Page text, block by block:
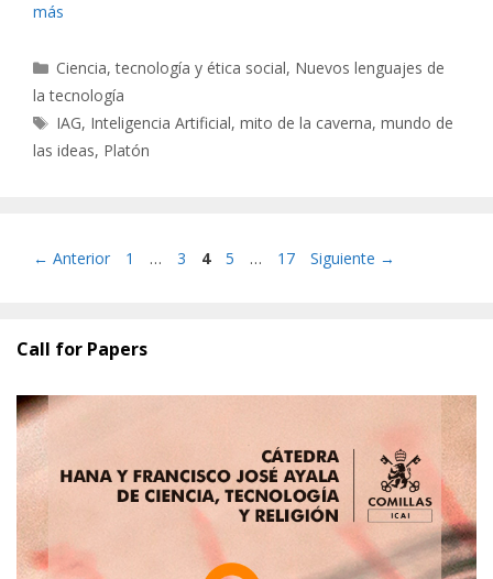
más
Categorías
Ciencia, tecnología y ética social, Nuevos lenguajes de
la tecnología
Etiquetas
IAG, Inteligencia Artificial,mito de la caverna,mundo de
las ideas, Platón
← Anterior Página
1 … Página
3 Página
4 Página
5 … Página
17 Siguiente →
Call for Papers